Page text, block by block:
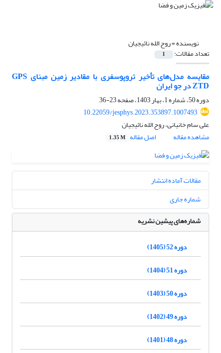
نویسنده =روح الله نائیجیان
تعداد مقالات: 1
مقایسه مدل‌های تأخیر تروپوسفری با مقادیر زمین مبنای GPS
ZTD در جو ایران
دوره 50، شماره 1، بهار 1403، صفحه
23-36
10.22059/jesphys.2023.353897.1007493
علی سام خانیانی، روح الله نائیجیان
مشاهده مقاله
اصل مقاله 1.35 M
مقالات آماده انتشار
شماره جاری
شماره‌های پیشین نشریه
دوره 52 (1405)
دوره 51 (1404)
دوره 50 (1403)
دوره 49 (1402)
دوره 48 (1401)